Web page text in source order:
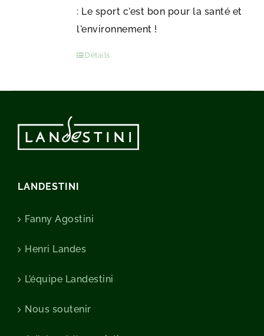
: Le sport c'est bon pour la santé et
l'environnement !
Détails
LANDESTINI
Fanny Agostini
Henri Landes
L’équipe Landestini
Nous soutenir